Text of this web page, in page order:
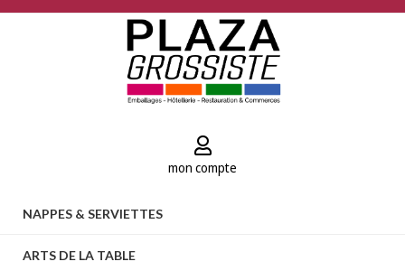
mon compte
NAPPES & SERVIETTES
ARTS DE LA TABLE